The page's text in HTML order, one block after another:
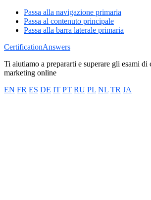
Passa alla navigazione primaria
Passa al contenuto principale
Passa alla barra laterale primaria
CertificationAnswers
Ti aiutiamo a prepararti e superare gli esami di
marketing online
EN FR ES DE IT PT RU PL NL TR JA